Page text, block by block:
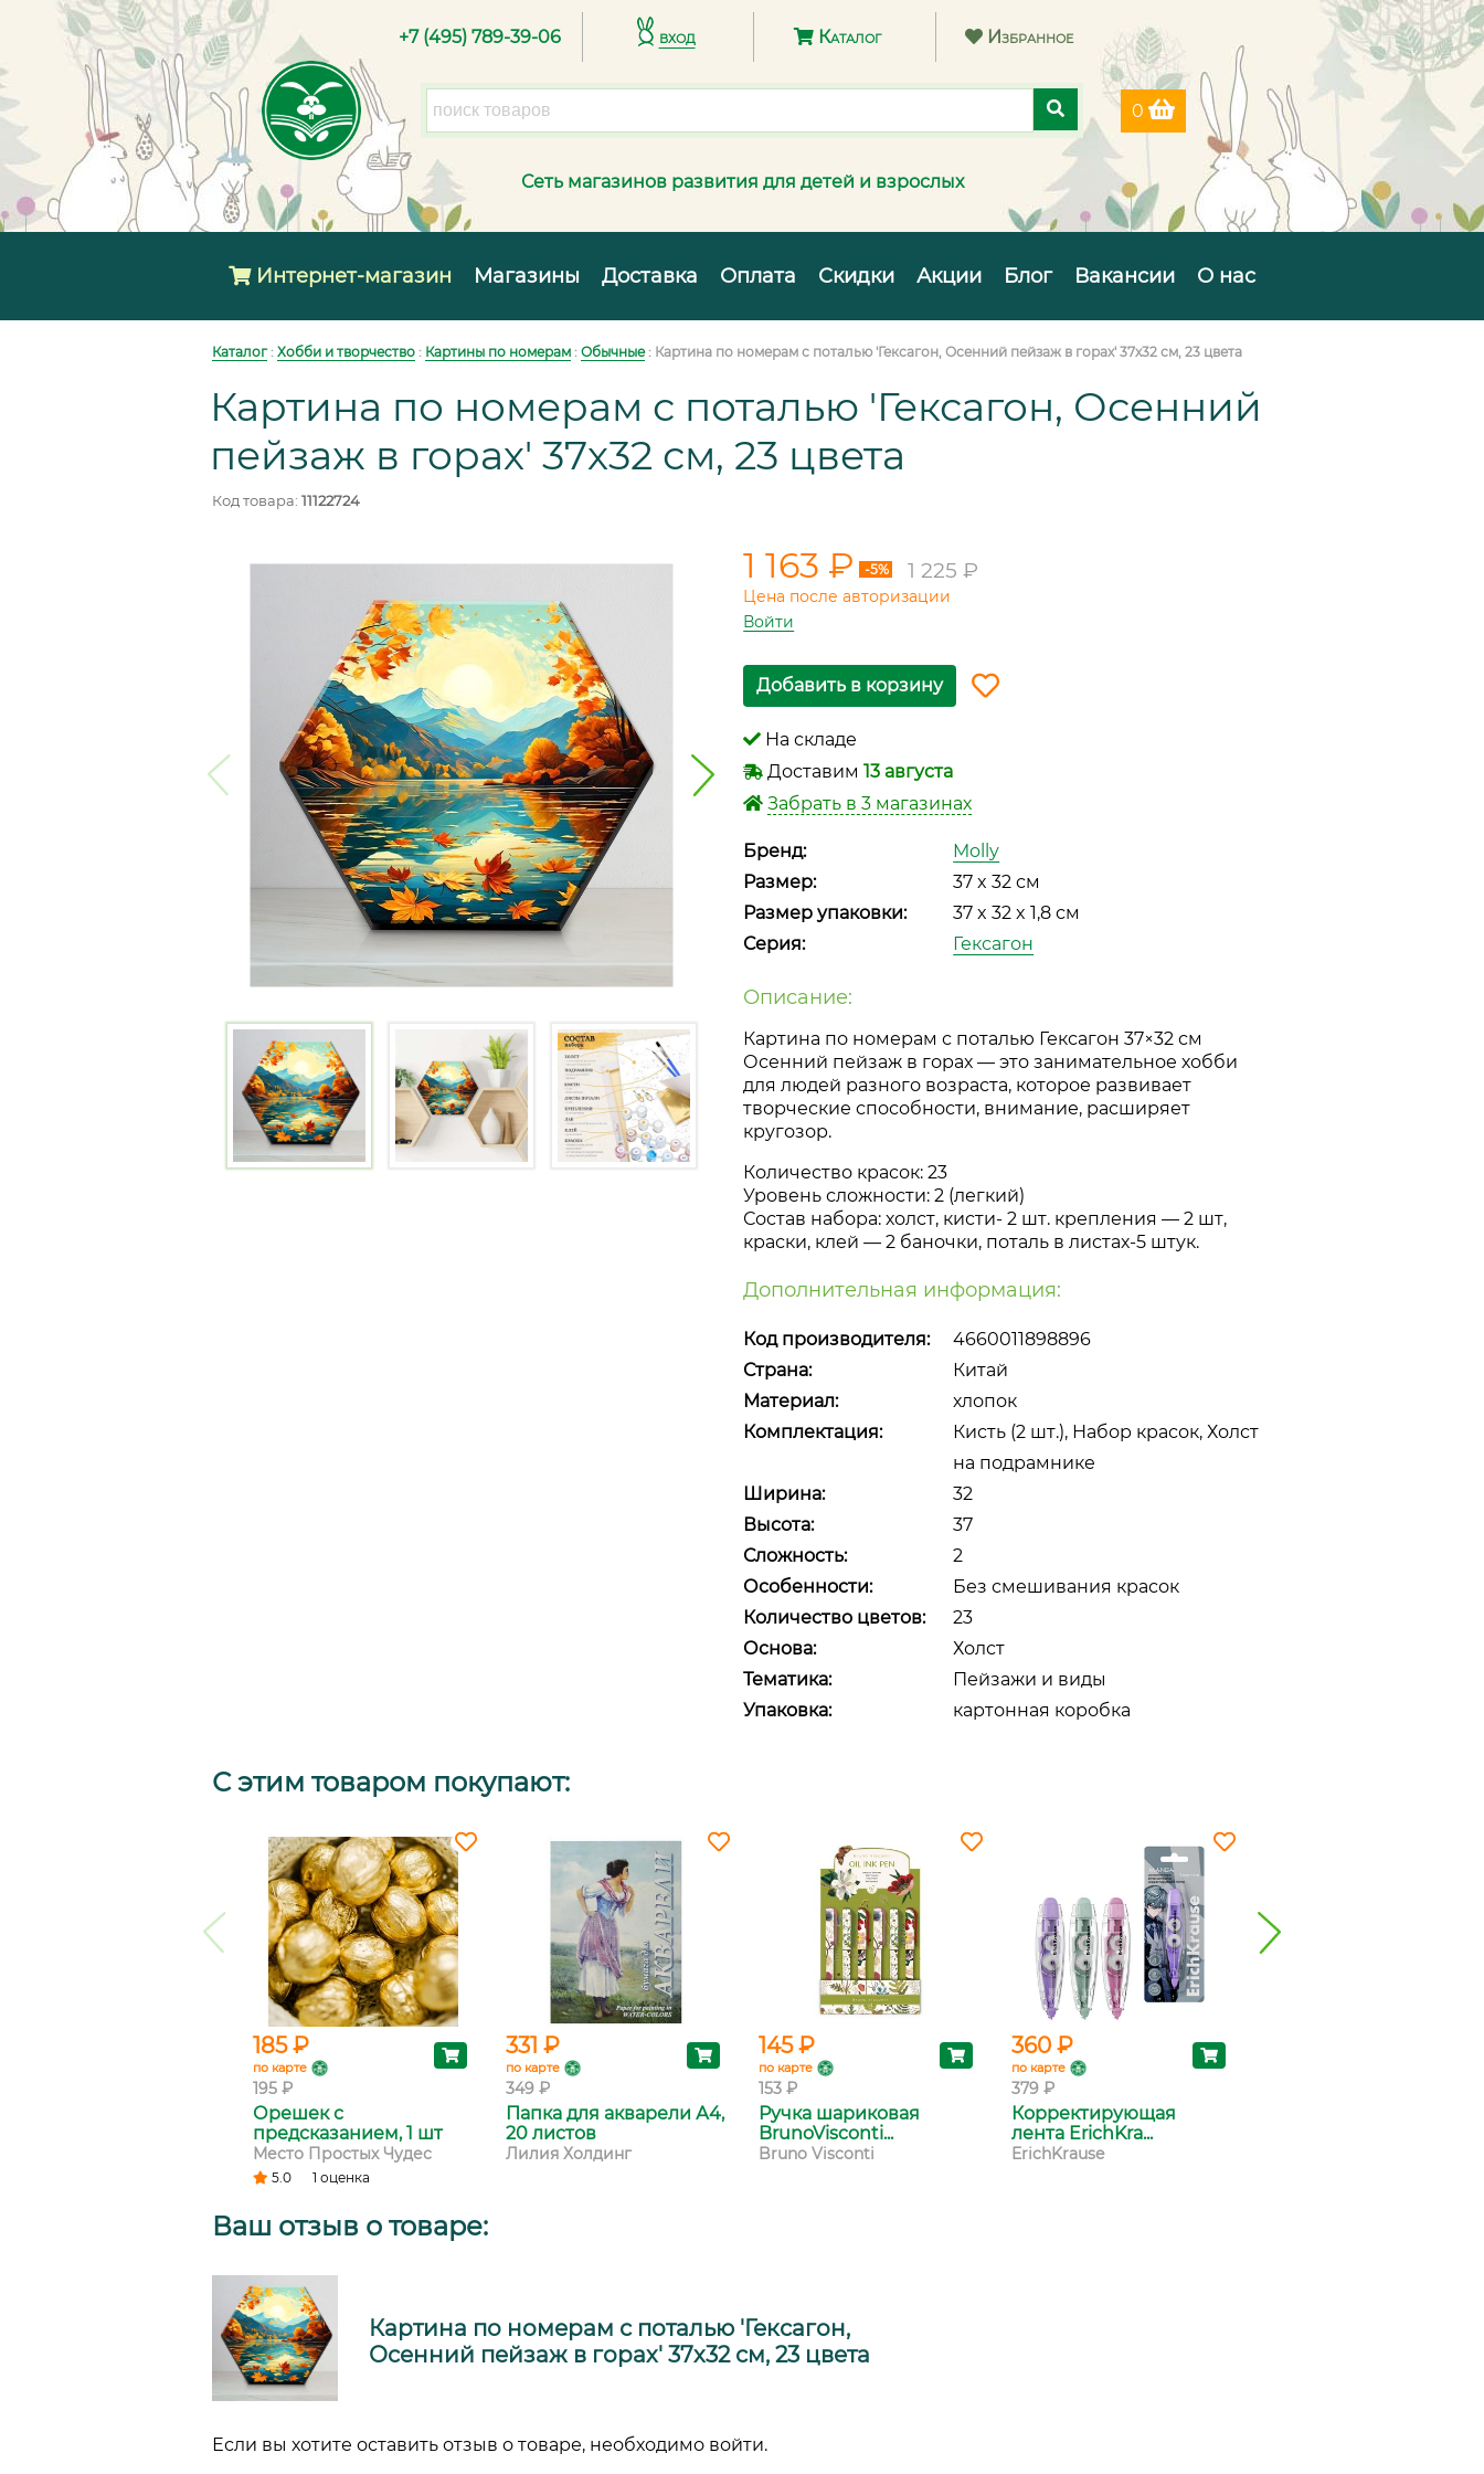
+7 (495) 789-39-06 вход Каталог Избранное
0
Сеть магазинов развития для детей и взрослых
Интернет-магазин Магазины Доставка Оплата Скидки Акции Блог Вакансии О нас
Каталог: Хобби и творчество : Картины по номерам : Обычные: Картина по номерам с поталью 'Гексагон, Осенний пейзаж в горах' 37х32 см, 23 цвета
Картина по номерам с поталью 'Гексагон, Осенний
пейзаж в горах' 37х32 см, 23 цвета
Код товара: 11122724
1 163 ₽ -5% 1 225 ₽
Цена после авторизации
Войти
Добавить в корзину
На складе
Доставим13 августа
Забрать в 3 магазинах
Бренд:
Molly
Размер:
37 x 32 см
Размер упаковки:
37 x 32 x 1,8 см
Серия:
Гексагон
Описание:
Картина по номерам с поталью Гексагон 37×32 см
Осенний пейзаж в горах — это занимательное хобби
для людей разного возраста, которое развивает
творческие способности, внимание, расширяет
кругозор.
Количество красок: 23
Уровень сложности: 2 (легкий)
Состав набора: холст, кисти- 2 шт. крепления — 2 шт,
краски, клей — 2 баночки, поталь в листах-5 штук.
Дополнительная информация:
Код производителя:
4660011898896
Страна:
Китай
Материал:
хлопок
Комплектация:
Кисть (2 шт.), Набор красок, Холст
на подрамнике
Ширина:
32
Высота:
37
Сложность:
2
Особенности:
Без смешивания красок
Количество цветов:
23
Основа:
Холст
Тематика:
Пейзажи и виды
Упаковка:
картонная коробка
С этим товаром покупают:
185 ₽
по карте
195 ₽
Орешек с
предсказанием, 1 шт
Место Простых Чудес
5.0 1 оценка
331 ₽
по карте
349 ₽
Папка для акварели А4,
20 листов
Лилия Холдинг
145 ₽
по карте
153 ₽
Ручка шариковая
BrunoVisconti...
Bruno Visconti
360 ₽
по карте
379 ₽
Корректирующая
лента ErichKra...
ErichKrause
Ваш отзыв о товаре:
Картина по номерам с поталью 'Гексагон,
Осенний пейзаж в горах' 37х32 см, 23 цвета
Если вы хотите оставить отзыв о товаре, необходимо войти.